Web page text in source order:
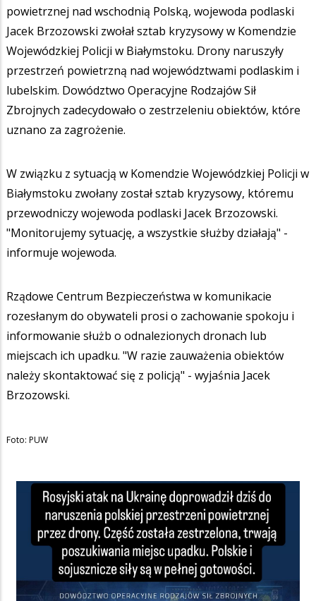
powietrznej nad wschodnią Polską, wojewoda podlaski
Jacek Brzozowski zwołał sztab kryzysowy w Komendzie
Wojewódzkiej Policji w Białymstoku. Drony naruszyły
przestrzeń powietrzną nad województwami podlaskim i
lubelskim. Dowództwo Operacyjne Rodzajów Sił
Zbrojnych zadecydowało o zestrzeleniu obiektów, które
uznano za zagrożenie.
W związku z sytuacją w Komendzie Wojewódzkiej Policji w
Białymstoku zwołany został sztab kryzysowy, któremu
przewodniczy wojewoda podlaski Jacek Brzozowski.
"Monitorujemy sytuację, a wszystkie służby działają" -
informuje wojewoda.
Rządowe Centrum Bezpieczeństwa w komunikacie
rozesłanym do obywateli prosi o zachowanie spokoju i
informowanie służb o odnalezionych dronach lub
miejscach ich upadku. "W razie zauważenia obiektów
należy skontaktować się z policją" - wyjaśnia Jacek
Brzozowski.
Foto: PUW